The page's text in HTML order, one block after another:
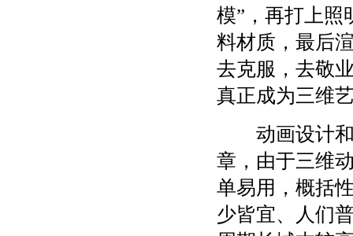
模”，再打上照
料材质，最后
去克服，去敬
真正成为三维
动画设计和
章，由于三维
单易用，概括
少皆宜、人们